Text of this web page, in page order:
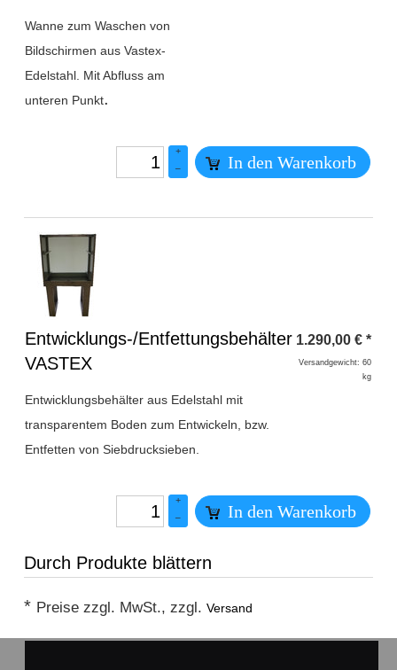
Wanne zum Waschen von
Bildschirmen aus Vastex-
Edelstahl. Mit Abfluss am
unteren Punkt.
+
–
In den Warenkorb
Überschrift
1
Entwicklungs-/Entfettungsbehälter
VASTEX
Entwicklungsbehälter aus Edelstahl mit
transparentem Boden zum Entwickeln, bzw.
Entfetten von Siebdrucksieben.
1.290,00 € *
Versandgewicht: 60
kg
+
–
In den Warenkorb
Durch Produkte blättern
* Preise zzgl. MwSt., zzgl.Versand